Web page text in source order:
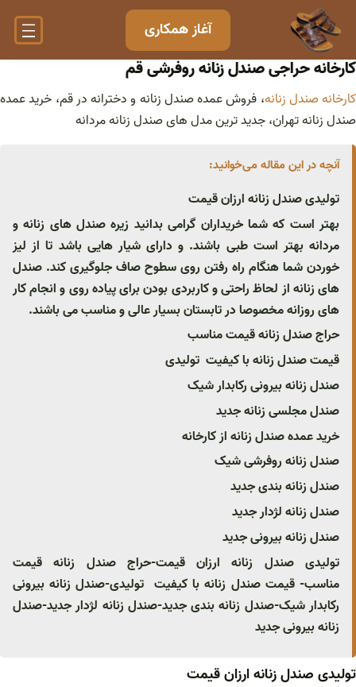
محتوا
آغاز همکاری
کارخانه حراجی صندل زنانه روفرشی قم
کارخانه صندل زنانه، فروش عمده صندل زنانه و دخترانه در قم، خرید عمده
صندل زنانه تهران، جدید ترین مدل های صندل زنانه مردانه
آنچه در این مقاله می‌خوانید:
تولیدی صندل زنانه ارزان قیمت
بهتر است که شما خریداران گرامی بدانید زیره صندل های زنانه و
مردانه بهتر است طبی باشند. و دارای شیار هایی باشد تا از لیز
خوردن شما هنگام راه رفتن روی سطوح صاف جلوگیری کند. صندل
های زنانه از لحاظ راحتی و کاربردی بودن برای پیاده روی و انجام کار
های روزانه مخصوصا در تابستان بسیار عالی و مناسب می باشند.
حراج صندل زنانه قیمت مناسب
قیمت صندل زنانه با کیفیت تولیدی
صندل زنانه بیرونی رکابدار شیک
صندل مجلسی زنانه جدید
خرید عمده صندل زنانه از کارخانه
صندل زنانه روفرشی شیک
صندل زنانه بندی جدید
صندل زنانه لژدار جدید
صندل زنانه بیرونی جدید
تولیدی صندل زنانه ارزان قیمت-حراج صندل زنانه قیمت
مناسب- قیمت صندل زنانه با کیفیت تولیدی-صندل زنانه بیرونی
رکابدار شیک-صندل زنانه بندی جدید-صندل زنانه لژدار جدید-صندل
زنانه بیرونی جدید
تولیدی صندل زنانه ارزان قیمت